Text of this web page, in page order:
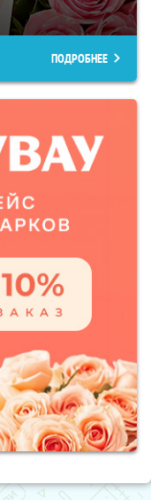
ПОДРОБНЕЕ